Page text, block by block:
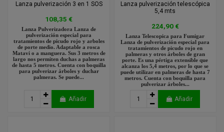
Lanza pulverización 3 en 1 SOS
108,35 €
Lanza Pulverizadora Lanza de
pulverización especial para
tratamientos de picudo rojo y arboles
de porte medio. Adaptable a rosca
Matavi o a manguera. Sus 3 metros de
largo nos permiten duchas a palmeras
de hasta 5 metros. Cuenta con boquilla
para pulverizar árboles y duchar
palmeras. Se puede...
Añadir
Lanza pulverización telescópica
5,4 mts
224,90 €
Lanza Telescopica para Fumigar
Lanza de pulverización especial para
tratamientos de picudo rojo en
palmeras y otros árboles de gran
porte. Es una pértiga extensible que
alcanza los 5,4 metros, por lo que se
puede utilizar en palmeras de hasta 7
metros. Cuenta con boquilla para
pulverizar árboles...
Añadir